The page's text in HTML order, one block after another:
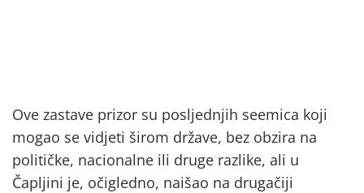
Ove zastave prizor su posljednjih seemica koji
mogao se vidjeti širom države, bez obzira na
političke, nacionalne ili druge razlike, ali u
Čapljini je, očigledno, naišao na drugačiji